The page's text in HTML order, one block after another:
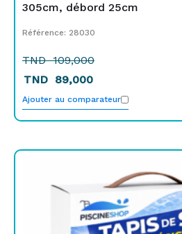
305cm, débord 25cm
Référence: 28030
TND109,000
TND 89,000
Ajouter au comparateur
initial
était :
actuel
est :